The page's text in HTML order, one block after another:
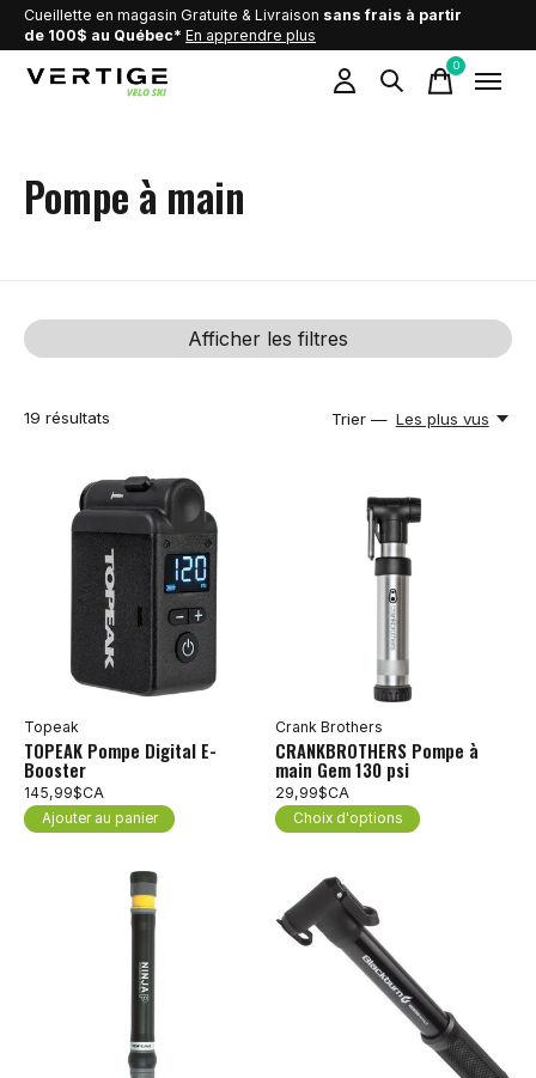
Cueillette en magasin Gratuite & Livraison sans frais à partir
de 100$ au Québec* En apprendre plus
0items
Pompe à main
Afficher les filtres
19 résultats Trier — Les plus vus
Topeak
TOPEAK Pompe Digital E-
Booster
145,99$CA
Ajouter au panier
Crank Brothers
CRANKBROTHERS Pompe à
main Gem 130 psi
29,99$CA
Choix d'options